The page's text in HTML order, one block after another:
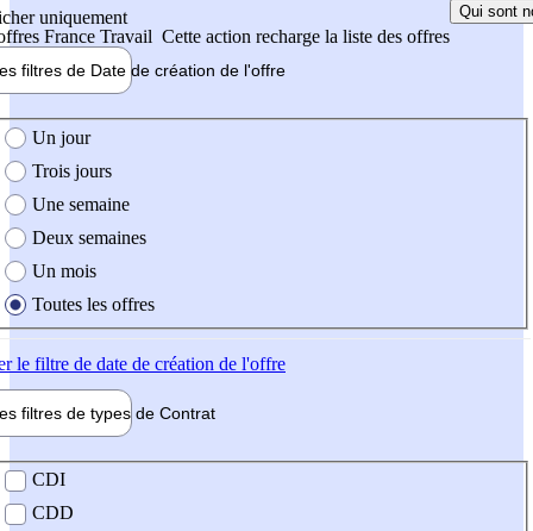
uniquement
France Travail Cette action recharge la liste des offres
Qui sont
filtres de Date de création de l'offre
création de l'offre
Un jour
Trois jours
Une semaine
Deux semaines
Un mois
Toutes les offres
le filtre de date de création de l'offre
filtres de types de Contrat
contrat
CDI
CDD